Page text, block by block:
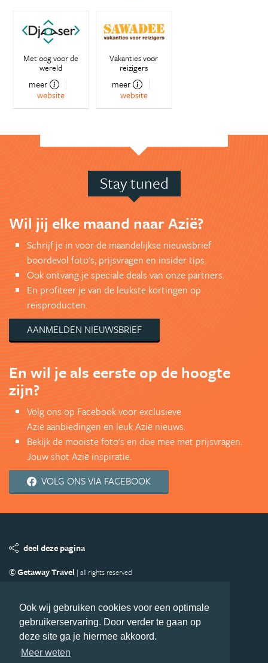
Ook wij gebruiken cookies voor een optimale
gebruikerservaring. Door verder te gaan op
deze site ga je hiermee akkoord.
Meer weten
Met oog voor de
wereld
meer
website
Vakanties voor
reizigers
meer
website
Stay tuned
Wil jij elke maand naar Azië?
Schrijf je in voor de maandelijkse nieuwsbrief
boordevol foto's, prijsvragen en insider tips.
Ook ontvang je speciale deals van onze partners.
En profiteer je van de leukste kortingen op
reisproducten.
AANMELDEN NIEUWSBRIEF
En wil je als eerste op de hoogte
zijn?
Volg ons op Facebook voor exclusieve
Azië aanbiedingen en leuk Azië nieuws.
Bekijk de mooiste foto's en doe mee met prijsvragen.
Jouw shot Azië inspiratie.
VOLG ONS VIA FACEBOOK
deel deze pagina
© Getaway Travel | all rights reserved
Copyright
Privacy statement Disclaimer
Cookies
Volg Azie.nl
Nieuwsbrief
Facebook